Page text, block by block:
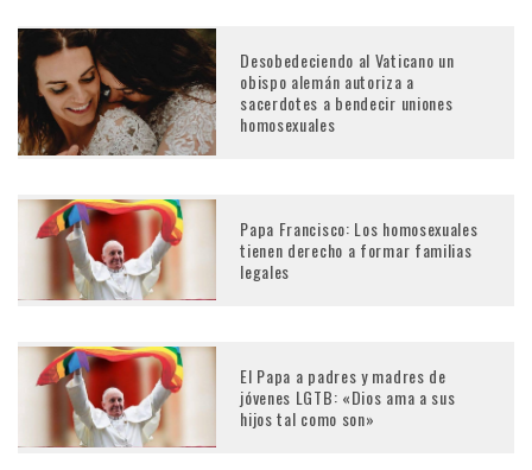
Desobedeciendo al Vaticano un
obispo alemán autoriza a
sacerdotes a bendecir uniones
homosexuales
Papa Francisco: Los homosexuales
tienen derecho a formar familias
legales
El Papa a padres y madres de
jóvenes LGTB: «Dios ama a sus
hijos tal como son»